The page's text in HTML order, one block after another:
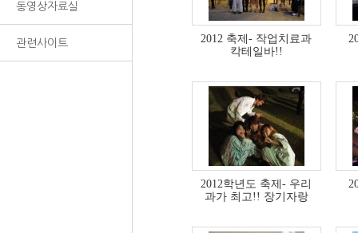
동영상자료실
관련사이트
2012 축제- 작업치료과
칵테일바!!
2012학년도 축제- 우리
과가 최고!! 장기자랑